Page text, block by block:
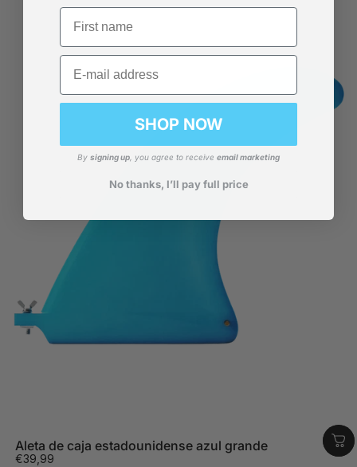
Aleta de caja estadounidense azul grande
€39,99
First name
Email
SHOP NOW
By signing up , you agree to receive email marketing
No thanks, I’ll pay full price